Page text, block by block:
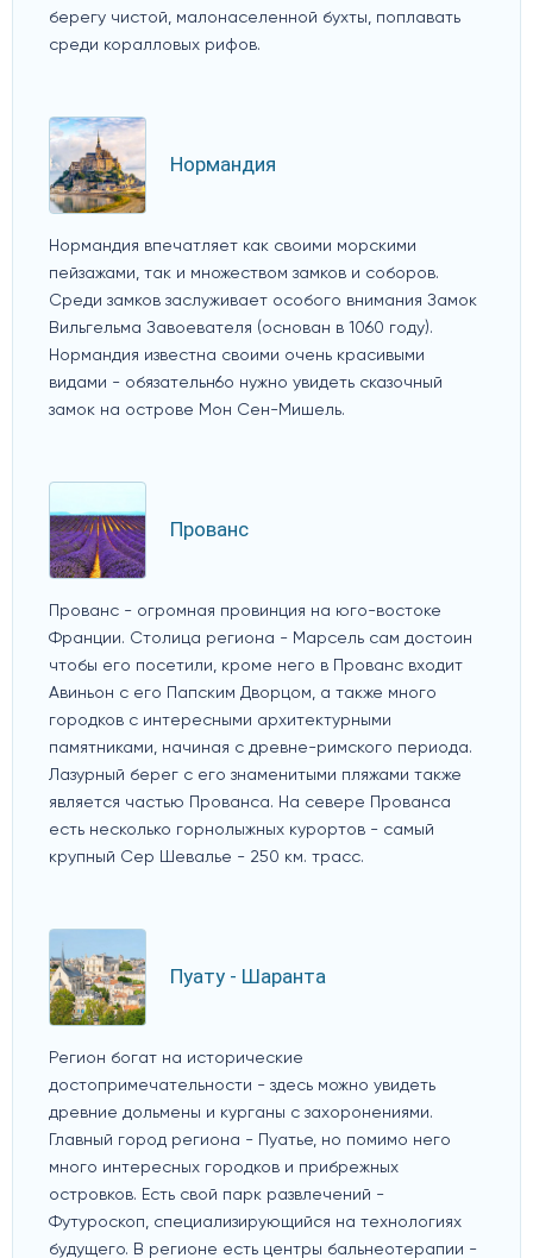
берегу чистой, малонаселенной бухты, поплавать
среди коралловых рифов.
Нормандия
Нормандия впечатляет как своими морскими
пейзажами, так и множеством замков и соборов.
Среди замков заслуживает особого внимания Замок
Вильгельма Завоевателя (основан в 1060 году).
Нормандия известна своими очень красивыми
видами - обязательн6о нужно увидеть сказочный
замок на острове Мон Сен-Мишель.
Прованс
Прованс - огромная провинция на юго-востоке
Франции. Столица региона - Марсель сам достоин
чтобы его посетили, кроме него в Прованс входит
Авиньон с его Папским Дворцом, а также много
городков с интересными архитектурными
памятниками, начиная с древне-римского периода.
Лазурный берег с его знаменитыми пляжами также
является частью Прованса. На севере Прованса
есть несколько горнолыжных курортов - самый
крупный Сер Шевалье - 250 км. трасс.
Пуату - Шаранта
Регион богат на исторические
достопримечательности - здесь можно увидеть
древние дольмены и курганы с захоронениями.
Главный город региона - Пуатье, но помимо него
много интересных городков и прибрежных
островков. Есть свой парк развлечений -
Футуроскоп, специализирующийся на технологиях
будущего. В регионе есть центры бальнеотерапии -